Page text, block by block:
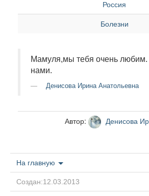
Россия
Болезни
Мамуля,мы тебя очень любим.
нами.
Денисова Ирина Анатольевна
Автор: Денисова
На главную
Создан:12.03.2013